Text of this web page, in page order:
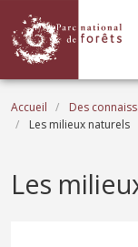
Fil d'Ariane
Accueil Des
Les milieux naturels
Les